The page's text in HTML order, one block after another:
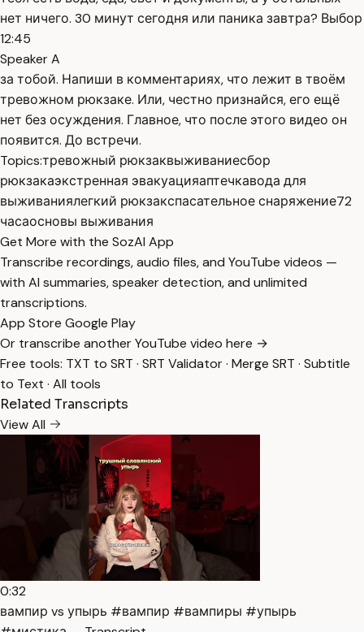
нет ничего. 30 минут сегодня или паника завтра? Выбор
12:45
Speaker A
за тобой. Напиши в комментариях, что лежит в твоём
тревожном рюкзаке. Или, честно признайся, его ещё
нет без осуждения. Главное, что после этого видео он
появится. До встречи.
Topics:тревожный рюкзаквыживаниесбор
рюкзакаэкстренная эвакуацияаптечкавода для
выживаниялегкий рюкзакспасательное снаряжение72
часаосновы выживания
Get More with the SozAI App
Transcribe recordings, audio files, and YouTube videos —
with AI summaries, speaker detection, and unlimited
transcriptions.
App Store Google Play
Or transcribe another YouTube video here →
Free tools: TXT to SRT · SRT Validator· Merge SRT · Subtitle
to Text · All tools
Related Transcripts
View All
0:32
вампир vs упырь #вампир #вампиры #упырь